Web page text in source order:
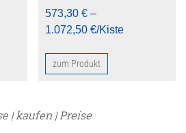
573,30€ –
1.072,50€/Kiste
zum Produkt
| kaufen | Preise